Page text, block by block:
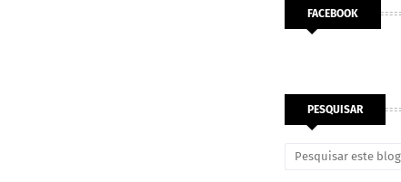
FACEBOOK
PESQUISAR